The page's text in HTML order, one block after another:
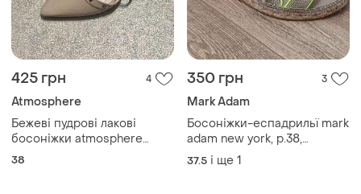
425 грн 4
Atmosphere
Бежеві пудрові лакові
босоніжки atmosphere
розмір 38
38
350 грн 3
Mark Adam
Босоніжки-еспадрильї mark
adam new york, р.38,
запалення
37.5 і ще 1